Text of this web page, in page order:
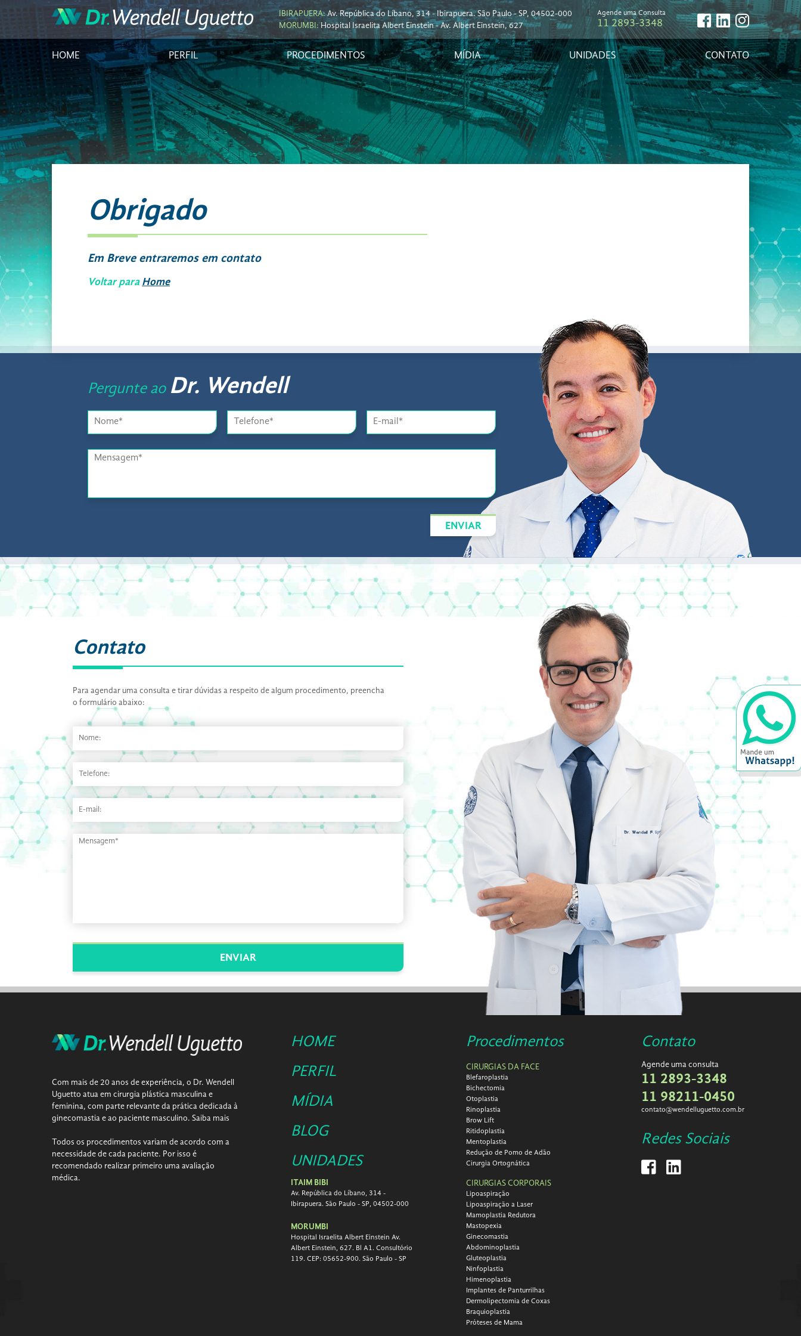
IBIRAPUERA:Av. República do Líbano, 314 - Ibirapuera. São Paulo - SP, 04502-000
MORUMBI:Hospital Israelita Albert Einstein - Av. Albert Einstein, 627
Agende uma Consulta
11 2893-3348
HOME PERFIL PROCEDIMENTOS MÍDIA UNIDADES CONTATO
Obrigado
Em Breve entraremos em contato
Voltar para Home
Pergunte ao Dr. Wendell
ENVIAR
Contato
Para agendar uma consulta e tirar dúvidas a respeito de algum procedimento, preencha
o formulário abaixo:
Com mais de 20 anos de experiência, o Dr. Wendell
Uguetto atua em cirurgia plástica masculina e
feminina, com parte relevante da prática dedicada à
ginecomastia e ao paciente masculino. Saiba mais
Todos os procedimentos variam de acordo com a
necessidade de cada paciente. Por isso é
recomendado realizar primeiro uma avaliação
médica.
HOME
PERFIL
MÍDIA
BLOG
UNIDADES
ITAIM BIBI
Av. República do Líbano, 314 -
Ibirapuera. São Paulo - SP, 04502-000
MORUMBI
Hospital Israelita Albert Einstein Av.
Albert Einstein, 627. Bl A1. Consultório
119. CEP: 05652-900. São Paulo - SP
Procedimentos
CIRURGIAS DA FACE
Blefaroplastia
Bichectomia
Otoplastia
Rinoplastia
Brow Lift
Ritidoplastia
Mentoplastia
Redução de Pomo de Adão
Cirurgia Ortognática
CIRURGIAS CORPORAIS
Lipoaspiração
Lipoaspiração a Laser
Mamoplastia Redutora
Mastopexia
Ginecomastia
Abdominoplastia
Gluteoplastia
Ninfoplastia
Himenoplastia
Implantes de Panturrilhas
Dermolipectomia de Coxas
Braquioplastia
Próteses de Mama
Contato
Agende uma consulta
11 2893-3348
11 98211-0450
contato@wendelluguetto.com.br
Redes Sociais